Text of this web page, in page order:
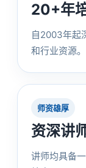
20+年
自2003年起
和行业资源。
师资雄厚
资深讲
讲师均具备